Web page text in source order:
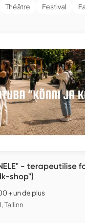
Théâtre Festival
- terapeutilise
shop")
+ un de plus
Tallinn